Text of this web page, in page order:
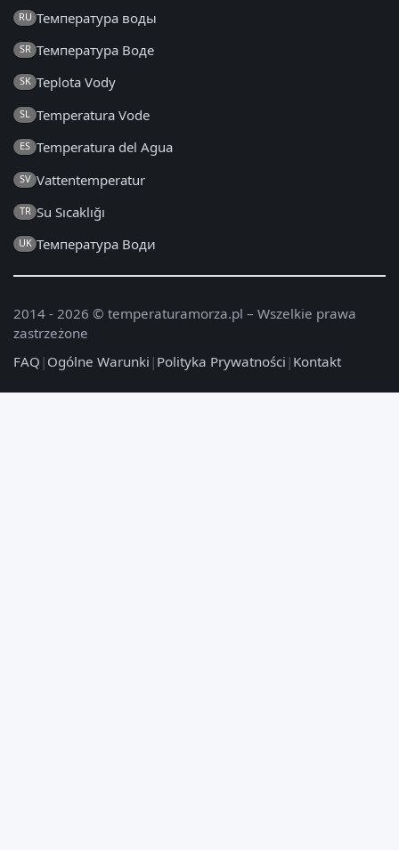
RU Температура воды
SR Температура Воде
SK Teplota Vody
SL Temperatura Vode
ES Temperatura del Agua
SV Vattentemperatur
TR Su Sıcaklığı
UK Температура Води
2014 - 2026 © temperaturamorza.pl – Wszelkie prawa
zastrzeżone
FAQ | Ogólne Warunki | Polityka Prywatności | Kontakt